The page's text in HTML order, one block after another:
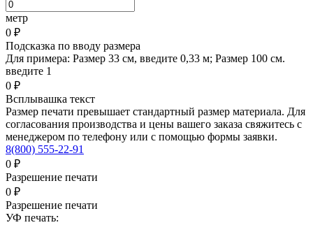
метр
0 ₽
Подсказка по вводу размера
Для примера: Размер 33 см, введите 0,33 м; Размер 100 см.
введите 1
0 ₽
Всплывашка текст
Размер печати превышает стандартный размер материала. Для
согласования производства и цены вашего заказа свяжитесь с
менеджером по телефону или с помощью формы заявки.
8(800) 555-22-91
0 ₽
Разрешение печати
0 ₽
Разрешение печати
УФ печать: